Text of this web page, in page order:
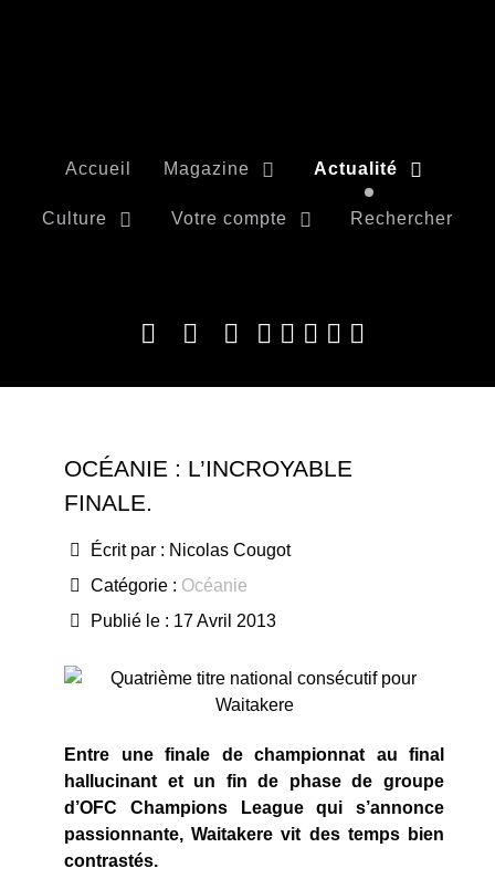
Accueil Magazine Actualité
Culture Votre compte Rechercher
OCÉANIE : L’INCROYABLE
FINALE.
Écrit par : Nicolas Cougot
Catégorie : Océanie
Publié le : 17 Avril 2013
Entre une finale de championnat au final
hallucinant et un fin de phase de groupe
d’OFC Champions League qui s’annonce
passionnante, Waitakere vit des temps bien
contrastés.